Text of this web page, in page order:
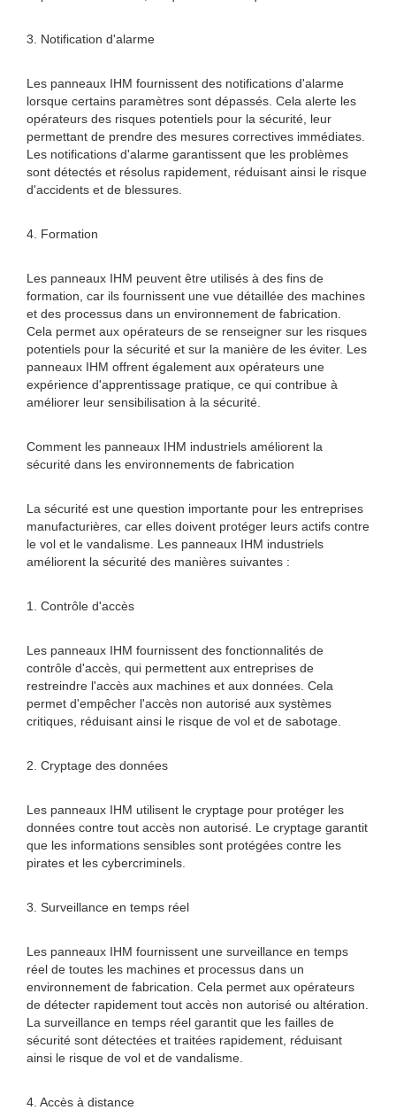
3. Notification d'alarme
Les panneaux IHM fournissent des notifications d'alarme
lorsque certains paramètres sont dépassés. Cela alerte les
opérateurs des risques potentiels pour la sécurité, leur
permettant de prendre des mesures correctives immédiates.
Les notifications d'alarme garantissent que les problèmes
sont détectés et résolus rapidement, réduisant ainsi le risque
d'accidents et de blessures.
4. Formation
Les panneaux IHM peuvent être utilisés à des fins de
formation, car ils fournissent une vue détaillée des machines
et des processus dans un environnement de fabrication.
Cela permet aux opérateurs de se renseigner sur les risques
potentiels pour la sécurité et sur la manière de les éviter. Les
panneaux IHM offrent également aux opérateurs une
expérience d'apprentissage pratique, ce qui contribue à
améliorer leur sensibilisation à la sécurité.
Comment les panneaux IHM industriels améliorent la
sécurité dans les environnements de fabrication
La sécurité est une question importante pour les entreprises
manufacturières, car elles doivent protéger leurs actifs contre
le vol et le vandalisme. Les panneaux IHM industriels
améliorent la sécurité des manières suivantes :
1. Contrôle d'accès
Les panneaux IHM fournissent des fonctionnalités de
contrôle d'accès, qui permettent aux entreprises de
restreindre l'accès aux machines et aux données. Cela
permet d'empêcher l'accès non autorisé aux systèmes
critiques, réduisant ainsi le risque de vol et de sabotage.
2. Cryptage des données
Les panneaux IHM utilisent le cryptage pour protéger les
données contre tout accès non autorisé. Le cryptage garantit
que les informations sensibles sont protégées contre les
pirates et les cybercriminels.
3. Surveillance en temps réel
Les panneaux IHM fournissent une surveillance en temps
réel de toutes les machines et processus dans un
environnement de fabrication. Cela permet aux opérateurs
de détecter rapidement tout accès non autorisé ou altération.
La surveillance en temps réel garantit que les failles de
sécurité sont détectées et traitées rapidement, réduisant
ainsi le risque de vol et de vandalisme.
4. Accès à distance